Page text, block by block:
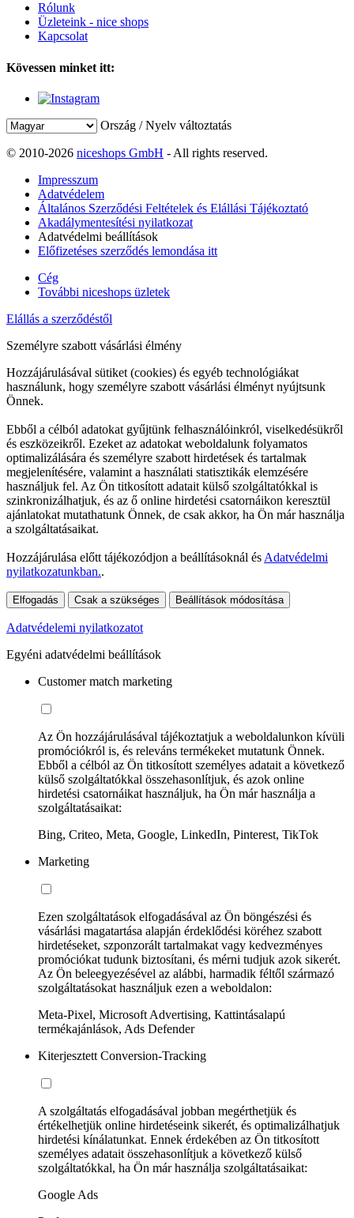
Rólunk
Üzleteink - nice shops
Kapcsolat
Kövessen minket itt:
Ország / Nyelv változtatás
© 2010-2026 niceshops GmbH - All rights reserved.
Impresszum
Adatvédelem
Általános Szerződési Feltételek és Elállási Tájékoztató
Akadálymentesítési nyilatkozat
Adatvédelmi beállítások
Előfizetéses szerződés lemondása itt
Cég
További niceshops üzletek
Elállás a szerződéstől
Személyre szabott vásárlási élmény
Hozzájárulásával sütiket (cookies) és egyéb technológiákat
használunk, hogy személyre szabott vásárlási élményt nyújtsunk
Önnek.
Ebből a célból adatokat gyűjtünk felhasználóinkról, viselkedésükről
és eszközeikről. Ezeket az adatokat weboldalunk folyamatos
optimalizálására és személyre szabott hirdetések és tartalmak
megjelenítésére, valamint a használati statisztikák elemzésére
használjuk fel. Az Ön titkosított adatait külső szolgáltatókkal is
szinkronizálhatjuk, és az ő online hirdetési csatornáikon keresztül
ajánlatokat mutathatunk Önnek, de csak akkor, ha Ön már használja
a szolgáltatásaikat.
Hozzájárulása előtt tájékozódjon a beállításoknál és Adatvédelmi
nyilatkozatunkban..
Elfogadás Csak a szükséges Beállítások módosítása
Adatvédelemi nyilatkozatot
Egyéni adatvédelmi beállítások
Customer match marketing
Az Ön hozzájárulásával tájékoztatjuk a weboldalunkon kívüli
promóciókról is, és releváns termékeket mutatunk Önnek.
Ebből a célból az Ön titkosított személyes adatait a következő
külső szolgáltatókkal összehasonlítjuk, és azok online
hirdetési csatornáikat használjuk, ha Ön már használja a
szolgáltatásaikat:
Bing, Criteo, Meta, Google, LinkedIn, Pinterest, TikTok
Marketing
Ezen szolgáltatások elfogadásával az Ön böngészési és
vásárlási magatartása alapján érdeklődési köréhez szabott
hirdetéseket, szponzorált tartalmakat vagy kedvezményes
promóciókat tudunk biztosítani, és mérni tudjuk azok sikerét.
Az Ön beleegyezésével az alábbi, harmadik féltől származó
szolgáltatásokat használjuk ezen a weboldalon:
Meta-Pixel, Microsoft Advertising, Kattintásalapú
termékajánlások, Ads Defender
Kiterjesztett Conversion-Tracking
A szolgáltatás elfogadásával jobban megérthetjük és
értékelhetjük online hirdetéseink sikerét, és optimalizálhatjuk
hirdetési kínálatunkat. Ennek érdekében az Ön titkosított
személyes adatait összehasonlítjuk a következő külső
szolgáltatókkal, ha Ön már használja szolgáltatásaikat:
Google Ads